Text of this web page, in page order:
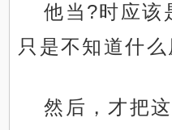
他当?时应该
只是不知道什么
然后，才把